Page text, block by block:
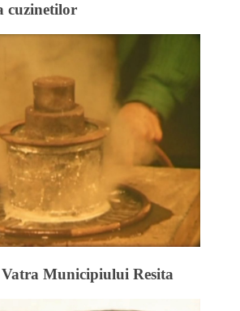
cuzinetilor
Municipiului Resita